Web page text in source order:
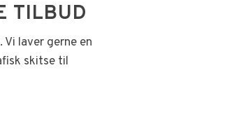
TILBUD
laver gerne en
skitse til